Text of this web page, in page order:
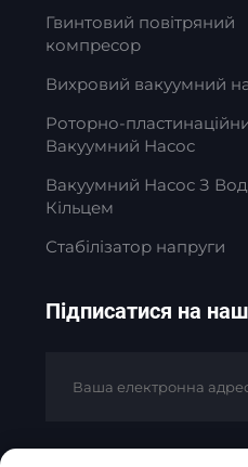
Гвинтовий повітряний
компресор
Вихровий вакуумний
Роторно-
Вакуумний Насос
Вакуумний Насос З
Кільцем
Стабілізатор напруги
Підписатися на